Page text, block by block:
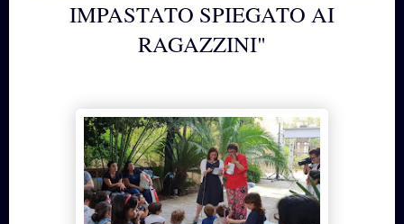
IMPASTATO SPIEGATO AI
RAGAZZINI"